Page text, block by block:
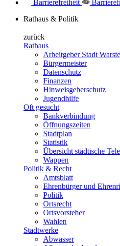
Barrierefreiheit
Rathaus & Politik
zurück
Rathaus
Arbeitgeber Stadt
Bürgermeister
Datenschutz
Finanzen
Hinweisgeberschutz
Jugendhilfe
Oft gesucht
Bankverbindung
Öffnungszeiten
Stadtplan
Statistik
Übersicht städtische
Wappen
Politik & Recht
Amtsblatt
Ehrenbürger und
Politik
Ortsrecht
Ortsvorsteher
Wahlen
Stadtwerke
Abwasser